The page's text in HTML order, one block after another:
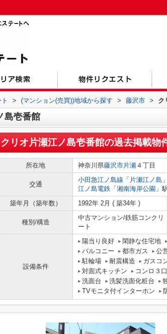
> (マンション(売買))地域から探す > 藤沢市 > ク
島壱番館
クリオ片瀬江ノ島壱番館の過去掲載物
所在地 神奈川県藤沢市片瀬 ４丁目
交通
小田急江ノ島線 「 片瀬江ノ島
江ノ島電鉄 「 湘南海岸公園 」
築年月（築年数）
1992年 2月 ( 築34年 )
種別/構造
中古マンション/鉄筋コンクリ
ート
設備条件
陽当り良好 閑静な住宅地
バルコニー
都市ガス 公
駐輪場
耐震構造 ガスコ
対面式キッチン
コンロ３口
洗面台
洗髪洗面化粧台
TVモニタ付インターホン